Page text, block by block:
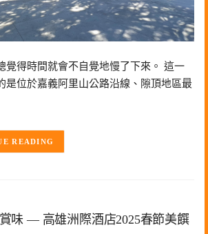
覺得時間就會不自覺地慢了下來。 這一
是位於嘉義阿里山公路沿線、隙頂地區最
READING
味 — 高雄洲際酒店2025春節美饌